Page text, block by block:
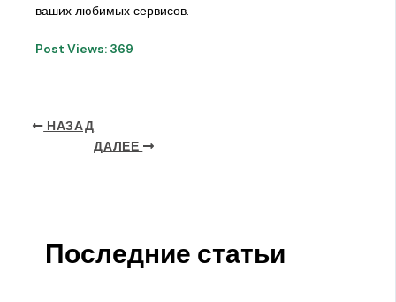
ваших любимых сервисов.
Post Views: 369
НАЗАД
ДАЛЕЕ
Последние статьи